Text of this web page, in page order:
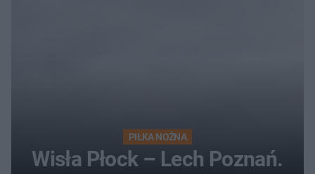
PIŁKA NOŻNA
Wisła Płock – Lech Poznań.